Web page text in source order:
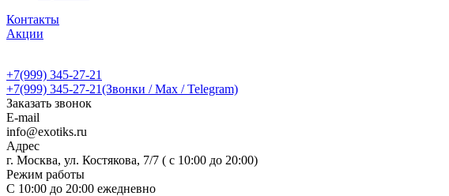
Контакты
Акции
+7(999) 345-27-21
+7(999) 345-27-21(Звонки / Max / Telegram)
Заказать звонок
E-mail
info@exotiks.ru
Адрес
г. Москва, ул. Костякова, 7/7 ( с 10:00 до 20:00)
Режим работы
С 10:00 до 20:00 ежедневно